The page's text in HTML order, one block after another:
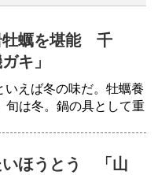
牡蠣を堪能 千
キ」
えば冬の味だ。牡蠣養
旬は冬。鍋の具として重
いほうとう 「山